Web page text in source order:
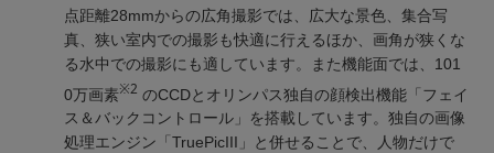
点距離28mmからの広角撮影では、広大な景色、集合写
真、狭い室内での撮影も快適に行えるほか、画角が狭くな
る水中での撮影にも適しています。また機能面では、101
0万画素※2 のCCDとオリンパス独自の顔検出機能「フェイ
ス＆バックコントロール」を搭載しています。独自の画像
処理エンジン「TruePicIII」と併せることで、人物だけで